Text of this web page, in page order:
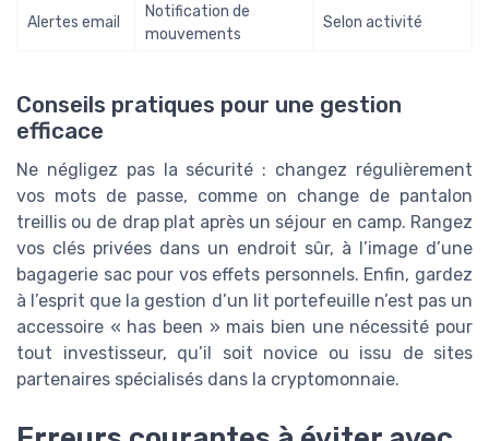
Alertes email
Notification de
mouvements
Selon activité
Conseils pratiques pour une gestion
efficace
Ne négligez pas la sécurité : changez régulièrement
vos mots de passe, comme on change de pantalon
treillis ou de drap plat après un séjour en camp. Rangez
vos clés privées dans un endroit sûr, à l’image d’une
bagagerie sac pour vos effets personnels. Enfin, gardez
à l’esprit que la gestion d’un lit portefeuille n’est pas un
accessoire « has been » mais bien une nécessité pour
tout investisseur, qu’il soit novice ou issu de sites
partenaires spécialisés dans la cryptomonnaie.